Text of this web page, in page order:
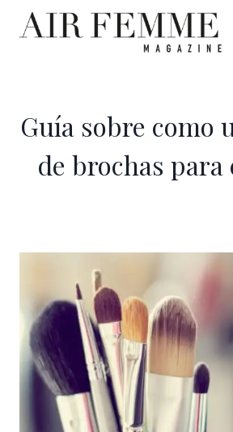
Saltar
Guía sobre como
de brochas